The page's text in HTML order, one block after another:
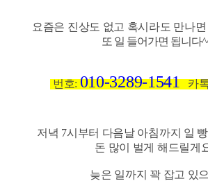
요즘은 진상도 없고 혹시라도 만나면
또 일 들어가면 됩니다
번호: 010-3289-1541 카
저녁 7시부터 다음날 아침까지 일
돈 많이 벌게 해드릴게
늦은 일까지 꽉 잡고 있